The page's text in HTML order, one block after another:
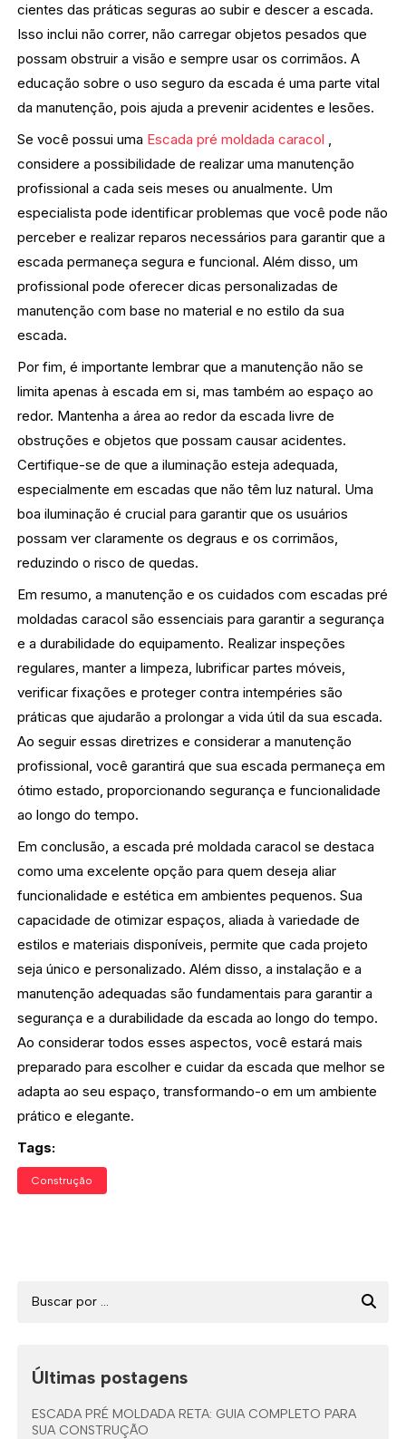
cientes das práticas seguras ao subir e descer a escada.
Isso inclui não correr, não carregar objetos pesados que
possam obstruir a visão e sempre usar os corrimãos. A
educação sobre o uso seguro da escada é uma parte vital
da manutenção, pois ajuda a prevenir acidentes e lesões.
Se você possui uma Escada pré moldada caracol ,
considere a possibilidade de realizar uma manutenção
profissional a cada seis meses ou anualmente. Um
especialista pode identificar problemas que você pode não
perceber e realizar reparos necessários para garantir que a
escada permaneça segura e funcional. Além disso, um
profissional pode oferecer dicas personalizadas de
manutenção com base no material e no estilo da sua
escada.
Por fim, é importante lembrar que a manutenção não se
limita apenas à escada em si, mas também ao espaço ao
redor. Mantenha a área ao redor da escada livre de
obstruções e objetos que possam causar acidentes.
Certifique-se de que a iluminação esteja adequada,
especialmente em escadas que não têm luz natural. Uma
boa iluminação é crucial para garantir que os usuários
possam ver claramente os degraus e os corrimãos,
reduzindo o risco de quedas.
Em resumo, a manutenção e os cuidados com escadas pré
moldadas caracol são essenciais para garantir a segurança
e a durabilidade do equipamento. Realizar inspeções
regulares, manter a limpeza, lubrificar partes móveis,
verificar fixações e proteger contra intempéries são
práticas que ajudarão a prolongar a vida útil da sua escada.
Ao seguir essas diretrizes e considerar a manutenção
profissional, você garantirá que sua escada permaneça em
ótimo estado, proporcionando segurança e funcionalidade
ao longo do tempo.
Em conclusão, a escada pré moldada caracol se destaca
como uma excelente opção para quem deseja aliar
funcionalidade e estética em ambientes pequenos. Sua
capacidade de otimizar espaços, aliada à variedade de
estilos e materiais disponíveis, permite que cada projeto
seja único e personalizado. Além disso, a instalação e a
manutenção adequadas são fundamentais para garantir a
segurança e a durabilidade da escada ao longo do tempo.
Ao considerar todos esses aspectos, você estará mais
preparado para escolher e cuidar da escada que melhor se
adapta ao seu espaço, transformando-o em um ambiente
prático e elegante.
Tags:
Construção
Últimas postagens
ESCADA PRÉ MOLDADA RETA: GUIA COMPLETO PARA
SUA CONSTRUÇÃO